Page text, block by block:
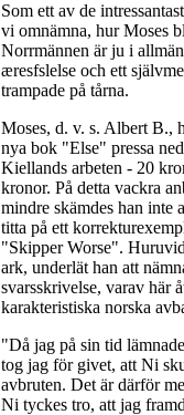
Som ett av de
vi omnämna, hur Moses
Norrmännen är ju i
æresfslelse och ett
trampade på tårna.
Moses, d. v. s. Albert B.,
nya bok "Else" pressa
Kiellands arbeten - 20
kronor. På detta vackra
mindre skämdes han inte
titta på ett
"Skipper Worse".
ark, underlät han att
svarsskrivelse, varav här
karakteristiska norska
"Då jag på sin tid
tog jag för givet, att Ni
avbruten. Det är därför
Ni tyckes tro, att jag